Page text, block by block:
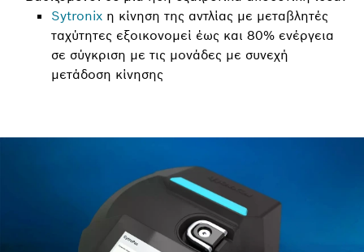
Sytronix η κίνηση της αντλίας με μεταβλητές
ταχύτητες εξοικονομεί έως και 80% ενέργεια
σε σύγκριση με τις μονάδες με συνεχή
μετάδοση κίνησης